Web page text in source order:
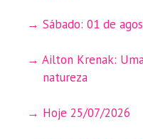
Sábado: 01 de
Ailton Krenak:
natureza
Hoje 25/07/2026